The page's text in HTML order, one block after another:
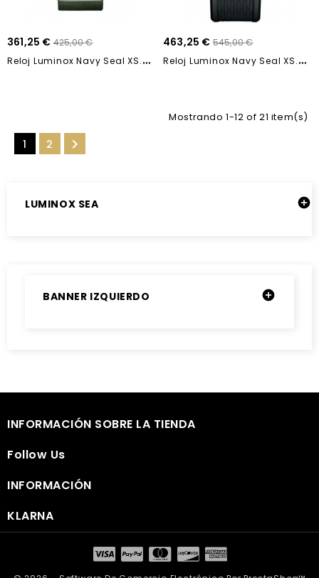
361,25 € 425,00 €
R
Eloj Luminox Navy Seal XS.3517 44mm
463,25 € 545,00 €
R
Eloj Luminox Navy Seal XS.3581 45mm
Mostrando 1-12 of 21 item(s)
1 2 
LUMINOX SEA 
BANNER IZQUIERDO 
INFORMACIÓN SOBRE LA TIENDA
Follow Us
INFORMACIÓN
KLARNA